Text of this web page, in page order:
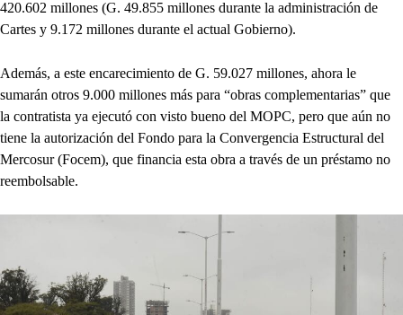
420.602 millones (G. 49.855 millones durante la administración de
Cartes y 9.172 millones durante el actual Gobierno).
Además, a este encarecimiento de G. 59.027 millones, ahora le
sumarán otros 9.000 millones más para “obras complementarias” que
la contratista ya ejecutó con visto bueno del MOPC, pero que aún no
tiene la autorización del Fondo para la Convergencia Estructural del
Mercosur (Focem), que financia esta obra a través de un préstamo no
reembolsable.